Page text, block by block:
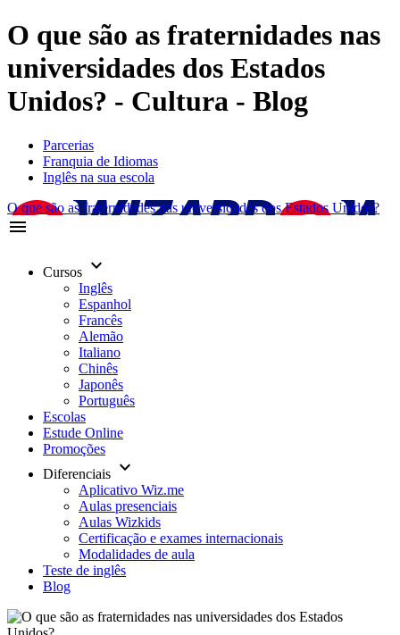
O que são as fraternidades nas
universidades dos Estados
Unidos? - Cultura - Blog
Parcerias
Franquia de Idiomas
Inglês na sua escola
O que são as fraternidades nas universidades dos Estados Unidos?
menu
Cursos keyboard_arrow_down
Inglês
Espanhol
Francês
Alemão
Italiano
Chinês
Japonês
Português
Escolas
Estude Online
Promoções
Diferenciais keyboard_arrow_down
Aplicativo Wiz.me
Aulas presenciais
Aulas Wizkids
Certificação e exames internacionais
Modalidades de aula
Teste de inglês
Blog